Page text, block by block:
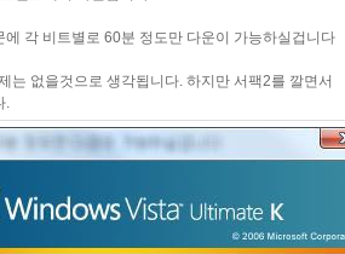
각 비트별로 60분 정도만 다운이 가능하실겁니다
는 없을것으로 생각됩니다. 하지만 서팩2를 깔면서